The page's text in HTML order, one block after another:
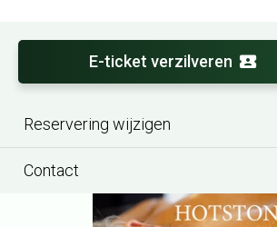
E-ticket verzilveren
Reservering wijzigen
Contact
Hotstone